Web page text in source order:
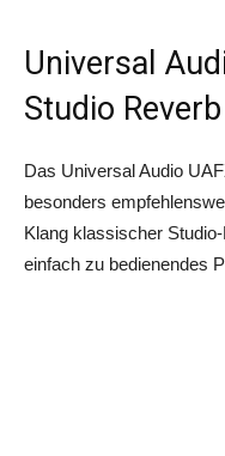
Universal
Studio Reverb
Das Universal Audio
besonders
Klang klassischer
einfach zu bedienendes